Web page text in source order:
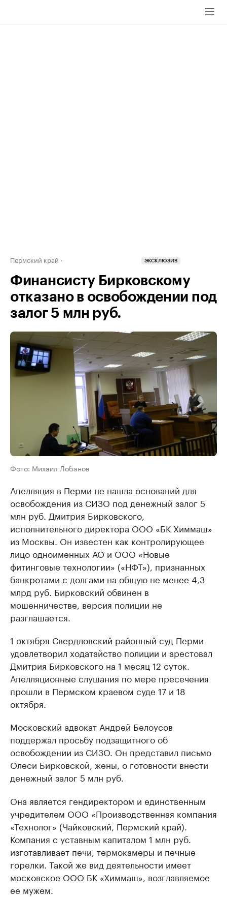
Пермский край ЭКСКЛЮЗИВ
Финансисту Бирковскому
отказано в освобождении под
залог 5 млн руб.
Фото: Михаил Лобанов
Апелляция в Перми не нашла оснований для
освобождения из СИЗО под денежный залог 5
млн руб. Дмитрия Бирковского,
исполнительного директора ООО «БК Химмаш»
из Москвы. Он известен как контролирующее
лицо одноименных АО и ООО «Новые
фитинговые технологии» («НФТ»), признанных
банкротами с долгами на общую не менее 4,3
млрд руб. Бирковский обвинен в
мошенничестве, версия полиции не
разглашается.
1 октября Свердловский районный суд Перми
удовлетворил ходатайство полиции и арестовал
Дмитрия Бирковского на 1 месяц 12 суток.
Апелляционные слушания по мере пресечения
прошли в Пермском краевом суде 17 и 18
октября.
Московский адвокат Андрей Белоусов
поддержал просьбу подзащитного об
освобождении из СИЗО. Он представил письмо
Олеси Бирковской, жены, о готовности внести
денежный залог 5 млн руб.
Она является гендиректором и единственным
учредителем ООО «Производственная компания
«Технолог» (Чайковский, Пермский край).
Компания с уставным капиталом 1 млн руб.
изготавливает печи, термокамеры и печные
горелки. Такой же вид деятельности имеет
московское ООО БК «Химмаш», возглавляемое
ее мужем.